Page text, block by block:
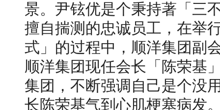
景。尹铉优是个秉持著「三
擅自揣测的忠诚员工，在举
式」的过程中，顺洋集团副
顺洋集团现任会长「陈荣基
集团，不断强调自己是个没
长陈荣基气到心肌梗塞病发